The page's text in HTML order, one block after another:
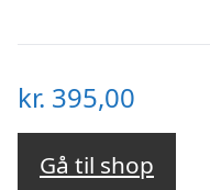
kr. 395,00
Gå til shop